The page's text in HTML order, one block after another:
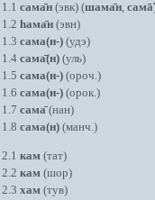
1.1сама̄н (эвк) (шама̄н,самā̃
1.2һама̄н (эвн)
1.3сама(н-) (удэ)
1.4сама̄(н) (уль)
1.5сама(н-) (ороч.)
1.6сама(н-) (орок.)
1.7сама̄(нан)
1.8сама(н) (манч.)
2.1кам (тат)
2.2кам (шор)
2.3хам (тув)